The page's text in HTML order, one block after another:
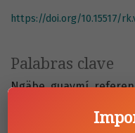
Palabras clave
Ngäbe guaymí
https://doi.org/10.15517/